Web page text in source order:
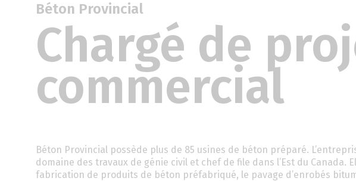
Béton Provincial
Chargé de
commercial
Béton Provincial possède plus de 85 usines de béton préparé.
domaine des travaux de génie civil et chef de file dans l’Est du Canada.
fabrication de produits de béton préfabriqué, le pavage d’enrobés